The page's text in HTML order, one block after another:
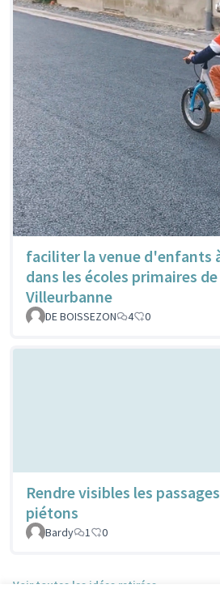
faciliter la venue d'enfants
dans les écoles primaires de
Villeurbanne
DE BOISSEZON 4 0
Rendre visibles les passages
piétons
Bardy
1 0
Voir toutes les idées retirées